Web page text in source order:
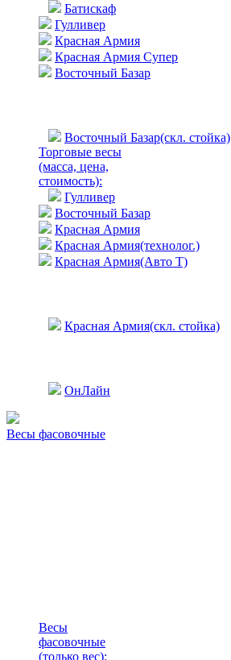
Батискаф
Гулливер
Красная Армия
Красная Армия Супер
Восточный Базар
Восточный Базар(скл. стойка)
Торговые весы
(масса, цена,
стоимость):
Гулливер
Восточный Базар
Красная Армия
Красная Армия(технолог.)
Красная Армия(Авто Т)
Красная Армия(скл. стойка)
ОнЛайн
Весы фасовочные
Весы
фасовочные
(только вес):